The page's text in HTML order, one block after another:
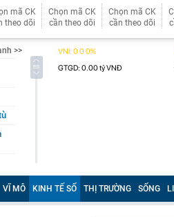
mã CK
theo dõi
Chọn mã CK
cần theo dõi
Chọn mã CK
cần theo dõi
>>
VĨ MÔ KINH TẾ SỐ THỊ TRƯỜNG SỐNG